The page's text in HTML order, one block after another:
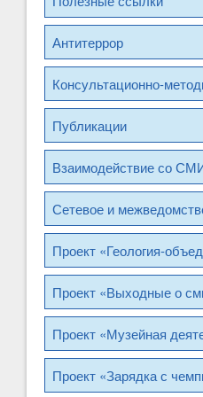
Антитеррор
Консультационно-
Публикации
Взаимодействие со
Сетевое и
Проект «Геология-
Проект «Выходные о
Проект «Музейная
Проект «Зарядка с